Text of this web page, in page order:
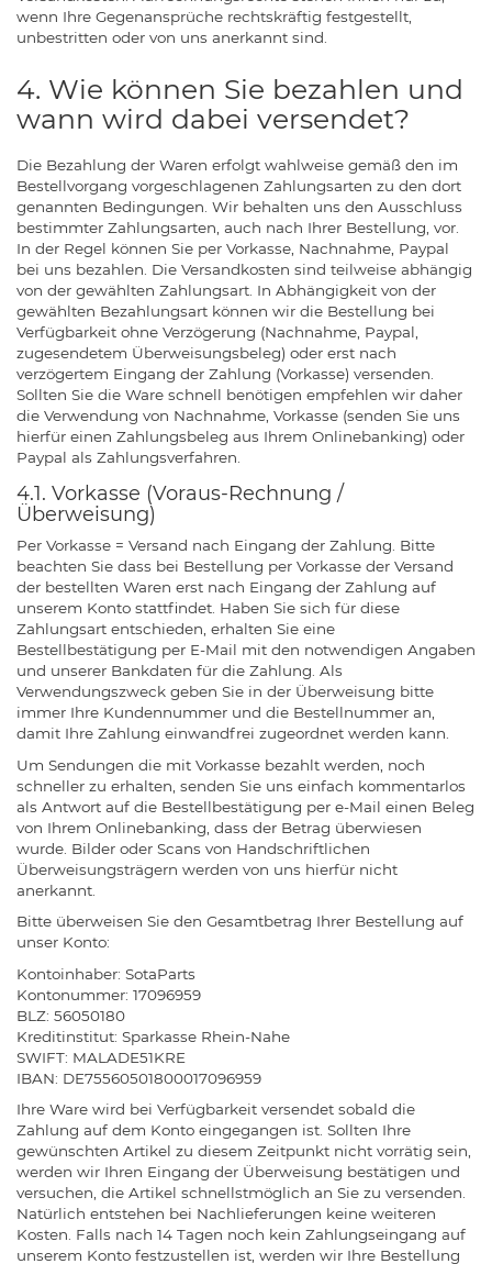
wenn Ihre Gegenansprüche rechtskräftig festgestellt,
unbestritten oder von uns anerkannt sind.
4. Wie können Sie bezahlen und
wann wird dabei versendet?
Die Bezahlung der Waren erfolgt wahlweise gemäß den im
Bestellvorgang vorgeschlagenen Zahlungsarten zu den dort
genannten Bedingungen. Wir behalten uns den Ausschluss
bestimmter Zahlungsarten, auch nach Ihrer Bestellung, vor.
In der Regel können Sie per Vorkasse, Nachnahme, Paypal
bei uns bezahlen. Die Versandkosten sind teilweise abhängig
von der gewählten Zahlungsart. In Abhängigkeit von der
gewählten Bezahlungsart können wir die Bestellung bei
Verfügbarkeit ohne Verzögerung (Nachnahme, Paypal,
zugesendetem Überweisungsbeleg) oder erst nach
verzögertem Eingang der Zahlung (Vorkasse) versenden.
Sollten Sie die Ware schnell benötigen empfehlen wir daher
die Verwendung von Nachnahme, Vorkasse (senden Sie uns
hierfür einen Zahlungsbeleg aus Ihrem Onlinebanking) oder
Paypal als Zahlungsverfahren.
4.1. Vorkasse (Voraus-Rechnung /
Überweisung)
Per Vorkasse = Versand nach Eingang der Zahlung. Bitte
beachten Sie dass bei Bestellung per Vorkasse der Versand
der bestellten Waren erst nach Eingang der Zahlung auf
unserem Konto stattfindet. Haben Sie sich für diese
Zahlungsart entschieden, erhalten Sie eine
Bestellbestätigung per E-Mail mit den notwendigen Angaben
und unserer Bankdaten für die Zahlung. Als
Verwendungszweck geben Sie in der Überweisung bitte
immer Ihre Kundennummer und die Bestellnummer an,
damit Ihre Zahlung einwandfrei zugeordnet werden kann.
Um Sendungen die mit Vorkasse bezahlt werden, noch
schneller zu erhalten, senden Sie uns einfach kommentarlos
als Antwort auf die Bestellbestätigung per e-Mail einen Beleg
von Ihrem Onlinebanking, dass der Betrag überwiesen
wurde. Bilder oder Scans von Handschriftlichen
Überweisungsträgern werden von uns hierfür nicht
anerkannt.
Bitte überweisen Sie den Gesamtbetrag Ihrer Bestellung auf
unser Konto:
Kontoinhaber: SotaParts
Kontonummer: 17096959
BLZ: 56050180
Kreditinstitut: Sparkasse Rhein-Nahe
SWIFT: MALADE51KRE
IBAN: DE75560501800017096959
Ihre Ware wird bei Verfügbarkeit versendet sobald die
Zahlung auf dem Konto eingegangen ist. Sollten Ihre
gewünschten Artikel zu diesem Zeitpunkt nicht vorrätig sein,
werden wir Ihren Eingang der Überweisung bestätigen und
versuchen, die Artikel schnellstmöglich an Sie zu versenden.
Natürlich entstehen bei Nachlieferungen keine weiteren
Kosten. Falls nach 14 Tagen noch kein Zahlungseingang auf
unserem Konto festzustellen ist, werden wir Ihre Bestellung